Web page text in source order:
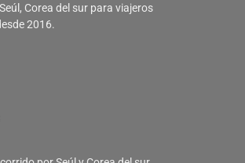
Corea del sur para viajeros
2016.